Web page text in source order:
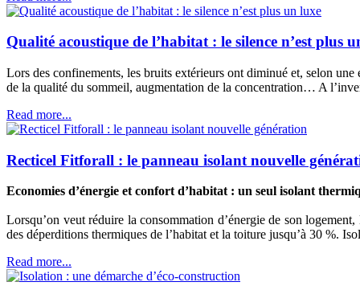
Qualité acoustique de l’habitat : le silence n’est plus
Lors des confinements, les bruits extérieurs ont diminué et, selon
de la qualité du sommeil, augmentation de la concentration… A
Read more...
Recticel Fitforall : le panneau isolant nouvelle
Economies d’énergie et confort d’habitat : un seul isolant
Lorsqu’on veut réduire la consommation d’énergie de son
des déperditions thermiques de l’habitat et la toiture jusqu’à 30 %.
Read more...